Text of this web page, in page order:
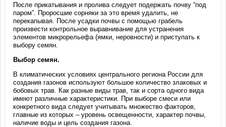
После прикатывания и пролива следует подержать почву “под
паром”. Проросшие сорняки за это время удалить, не
перекапывая. После усадки почвы с помощью грабель
произвести контрольное выравнивание для устранения
элементов микрорельефа (ямки, неровности) и приступать к
выбору семян.
Выбор семян.
В климатических условиях центрального региона России для
создания газонов используют большое количество злаковых и
бобовых трав. Как разные виды трав, так и сорта одного вида
имеют различные характеристики. При выборе смеси или
конкретного вида следует учитывать множество факторов,
главные из которых – уровень освещенности, характер почвы,
наличие воды и цель создания газона.